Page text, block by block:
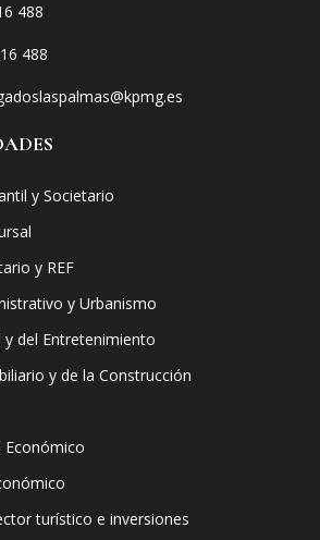
488
488
y Societario
y REF
y Urbanismo
y del Entretenimiento
y de la Construcción
Económico
turístico e inversiones